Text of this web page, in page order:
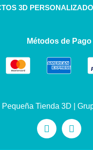
3D
Métodos de Pago
Pequeña Tienda 3D |